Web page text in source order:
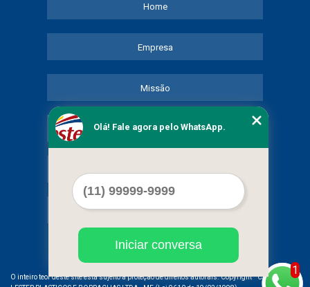
Home
Empresa
Missão
Serviços
Mapa do site
O inteiro teor deste site está sujeito à proteção de direitos autorais. Copyright COMERCIAL
1
Olá! Fale agora pelo WhatsApp.
Iniciar conversa